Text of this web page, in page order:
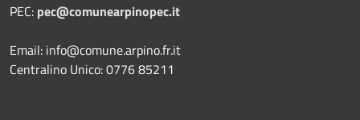
PEC: pec@comunearpinopec.it
Email: info@comune.arpino.fr.it
Centralino Unico: 0776 85211